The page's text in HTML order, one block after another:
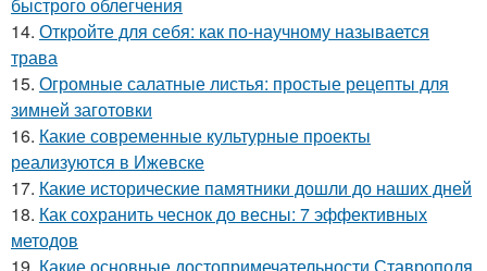
14. Откройте для себя: как по-научному называется
трава
15. Огромные салатные листья: простые рецепты для
зимней заготовки
16. Какие современные культурные проекты
реализуются в Ижевске
17. Какие исторические памятники дошли до наших дней
18. Как сохранить чеснок до весны: 7 эффективных
методов
19. Какие основные достопримечательности Ставрополя